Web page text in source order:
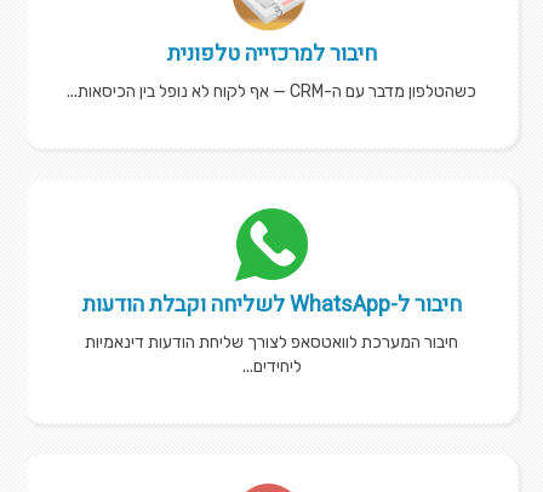
חיבור למרכזייה טלפונית
כשהטלפון מדבר עם ה-CRM — אף לקוח לא נופל בין הכיסאות...
חיבור ל-WhatsApp לשליחה וקבלת הודעות
חיבור המערכת לוואטסאפ לצורך שליחת הודעות דינאמיות
ליחידים...